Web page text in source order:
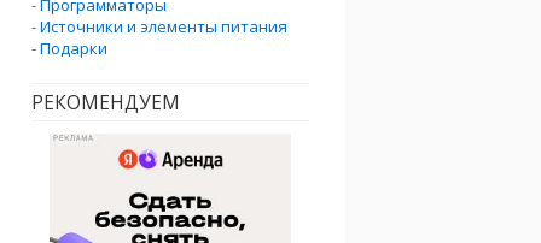
-Программаторы
-Источники и элементы питания
-Подарки
РЕКОМЕНДУЕМ